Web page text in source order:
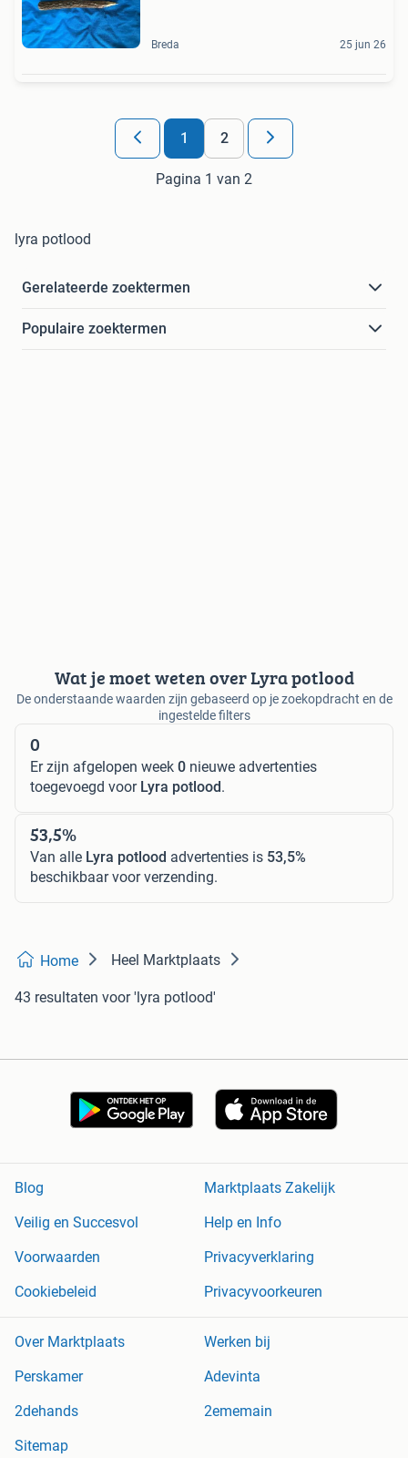
Breda 25 jun 26
1 2
Pagina 1 van 2
lyra potlood
Gerelateerde zoektermen
Populaire zoektermen
Wat je moet weten over Lyra potlood
De onderstaande waarden zijn gebaseerd op je zoekopdracht en de
ingestelde filters
0
Er zijn afgelopen week 0 nieuwe advertenties
toegevoegd voor Lyra potlood.
53,5%
Van alle Lyra potlood advertenties is 53,5%
beschikbaar voor verzending.
Home Heel Marktplaats
43 resultaten voor 'lyra potlood'
Blog
Marktplaats Zakelijk
Veilig en Succesvol
Help en Info
Voorwaarden
Privacyverklaring
Cookiebeleid
Privacyvoorkeuren
Over Marktplaats
Werken bij
Perskamer
Adevinta
2dehands
2ememain
Sitemap